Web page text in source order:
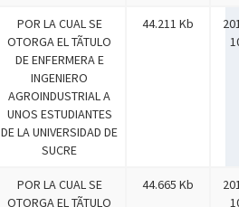
POR LA CUAL SE
OTORGA EL TÃTULO
DE ENFERMERA E
INGENIERO
AGROINDUSTRIAL A
UNOS ESTUDIANTES
DE LA UNIVERSIDAD DE
SUCRE
44.211 Kb
POR LA CUAL SE
OTORGA EL TÃTULO
44.665 Kb